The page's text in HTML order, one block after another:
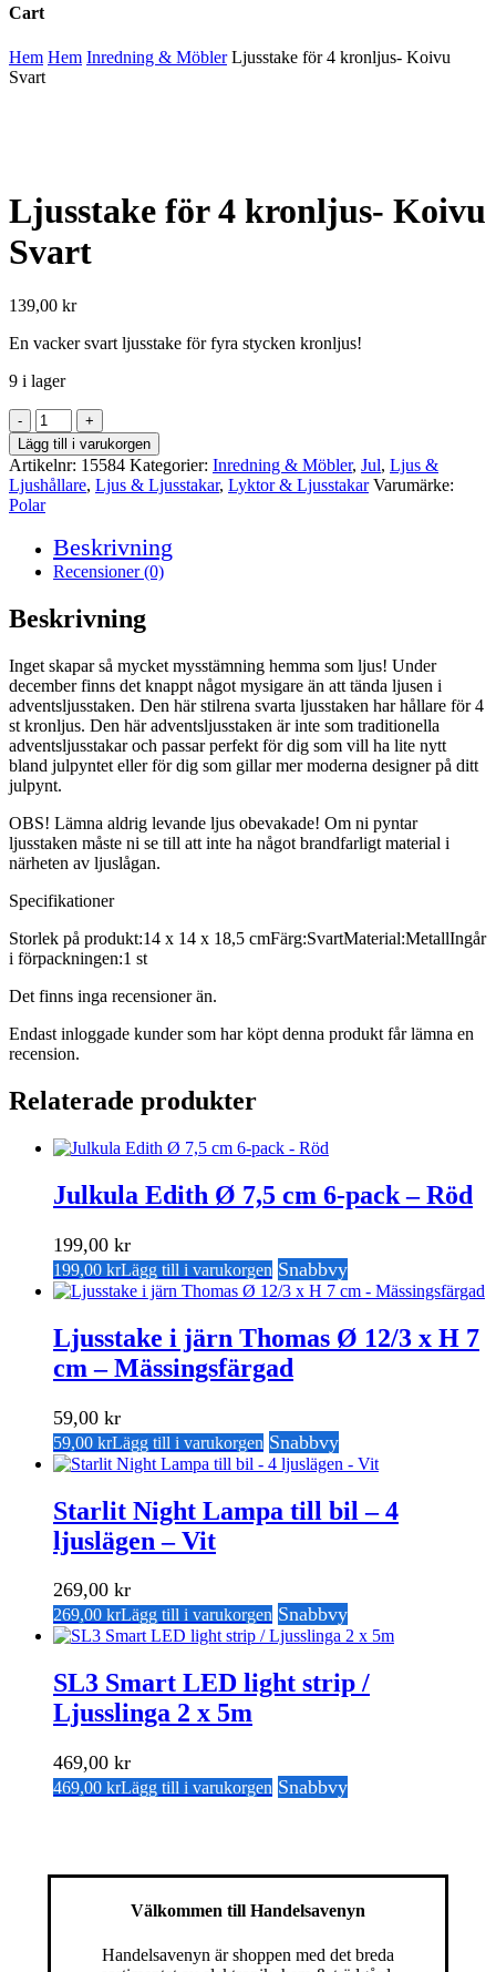
Cart
Close
Cart
Hem Hem Inredning & Möbler Ljusstake för 4 kronljus- Koivu
Svart
Ljusstake för 4 kronljus- Koivu
Svart
139,00 kr
En vacker svart ljusstake för fyra stycken kronljus!
9 i lager
Ljusstake
för
4
kronljus-
Koivu
Svart
mängd
Lägg till i varukorgen
Artikelnr: 15584 Kategorier: Inredning & Möbler, Jul, Ljus &
Ljushållare, Ljus & Ljusstakar, Lyktor & Ljusstakar Varumärke:
Polar
Beskrivning
Recensioner (0)
Beskrivning
Inget skapar så mycket mysstämning hemma som ljus! Under
december finns det knappt något mysigare än att tända ljusen i
adventsljusstaken. Den här stilrena svarta ljusstaken har hållare för 4
st kronljus. Den här adventsljusstaken är inte som traditionella
adventsljusstakar och passar perfekt för dig som vill ha lite nytt
bland julpyntet eller för dig som gillar mer moderna designer på ditt
julpynt.
OBS! Lämna aldrig levande ljus obevakade! Om ni pyntar
ljusstaken måste ni se till att inte ha något brandfarligt material i
närheten av ljuslågan.
Specifikationer
Storlek på produkt:14 x 14 x 18,5 cmFärg:SvartMaterial:MetallIngår
i förpackningen:1 st
Det finns inga recensioner än.
Endast inloggade kunder som har köpt denna produkt får lämna en
recension.
Relaterade produkter
Julkula Edith Ø 7,5 cm 6-pack – Röd
199,00 kr
199,00 krLägg till i varukorgen Snabbvy
Ljusstake i järn Thomas Ø 12/3 x H 7
cm – Mässingsfärgad
59,00 kr
59,00 krLägg till i varukorgen Snabbvy
Starlit Night Lampa till bil – 4
ljuslägen – Vit
269,00 kr
269,00 krLägg till i varukorgen Snabbvy
SL3 Smart LED light strip /
Ljusslinga 2 x 5m
469,00 kr
469,00 krLägg till i varukorgen Snabbvy
Välkommen till Handelsavenyn
Handelsavenyn är shoppen med det breda